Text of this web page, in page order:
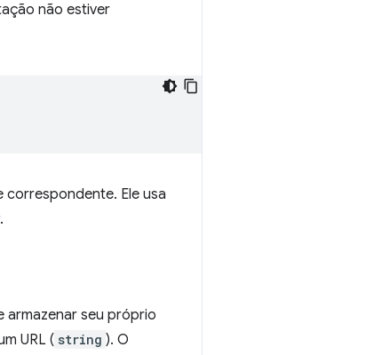
não estiver
correspondente. Ele usa
.
armazenar seu próprio
URL ( string ). O